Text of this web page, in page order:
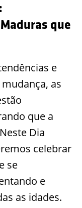
que
e
as
que a
Dia
celebrar
se
e
as idades.